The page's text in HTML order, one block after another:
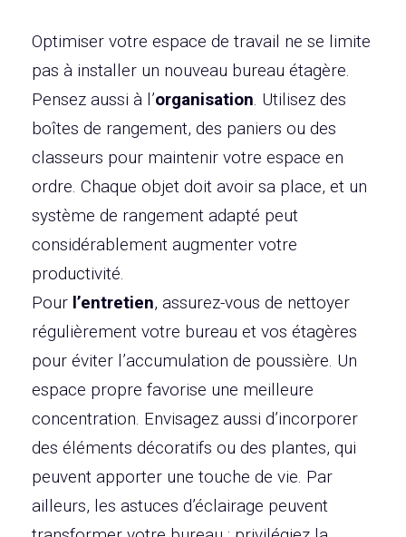
Optimiser votre espace de travail ne se limite
pas à installer un nouveau bureau étagère.
Pensez aussi à l’organisation. Utilisez des
boîtes de rangement, des paniers ou des
classeurs pour maintenir votre espace en
ordre. Chaque objet doit avoir sa place, et un
système de rangement adapté peut
considérablement augmenter votre
productivité.
Pour l’entretien, assurez-vous de nettoyer
régulièrement votre bureau et vos étagères
pour éviter l’accumulation de poussière. Un
espace propre favorise une meilleure
concentration. Envisagez aussi d’incorporer
des éléments décoratifs ou des plantes, qui
peuvent apporter une touche de vie. Par
ailleurs, les astuces d’éclairage peuvent